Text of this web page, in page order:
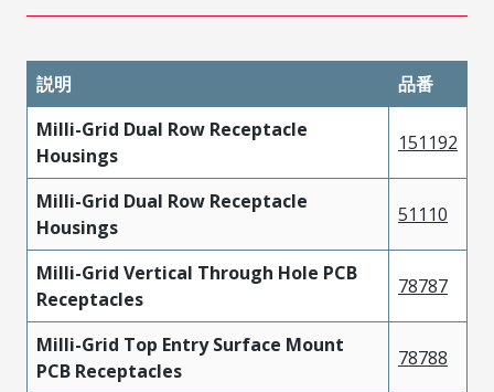
説明
品番
Milli-Grid Dual Row Receptacle
Housings
151192
Milli-Grid Dual Row Receptacle
Housings
51110
Milli-Grid Vertical Through Hole PCB
Receptacles
78787
Milli-Grid Top Entry Surface Mount
PCB Receptacles
78788